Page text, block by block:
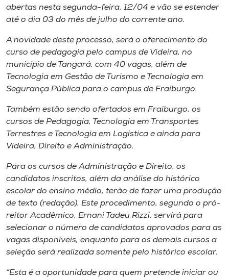
Biblioteca
Editora
Rádio
Museu
Unoesc
Selecione
o idioma
A-
abertas nesta segunda-feira, 12/04 e vão se estender
até o dia 03 do mês de julho do corrente ano.
A novidade deste processo, será o oferecimento do
curso de pedagogia pelo campus de Videira, no
município de Tangará, com 40 vagas, além de
Tecnologia em Gestão de Turismo e Tecnologia em
Segurança Pública para o campus de Fraiburgo.
Também estão sendo ofertados em Fraiburgo, os
cursos de Pedagogia, Tecnologia em Transportes
Terrestres e Tecnologia em Logística e ainda para
Videira, Direito e Administração.
Para os cursos de Administração e Direito, os
candidatos inscritos, além da análise do histórico
escolar do ensino médio, terão de fazer uma produção
de texto (redação). Este procedimento, segundo o pró-
reitor Acadêmico, Ernani Tadeu Rizzi, servirá para
selecionar o número de candidatos aprovados para as
vagas disponíveis, enquanto para os demais cursos a
seleção será realizada somente pelo histórico escolar.
“Esta é a oportunidade para quem pretende iniciar ou